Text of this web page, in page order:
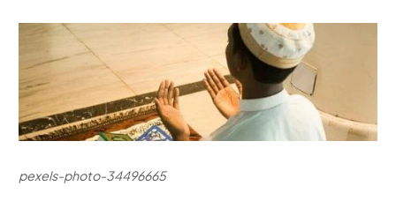
pexels-photo-34496665